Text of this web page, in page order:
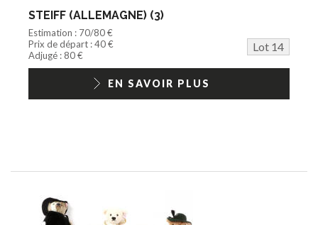
STEIFF (ALLEMAGNE) (3)
Estimation : 70/80 €
Prix de départ : 40 €
Lot 14
Adjugé : 80 €
EN SAVOIR PLUS